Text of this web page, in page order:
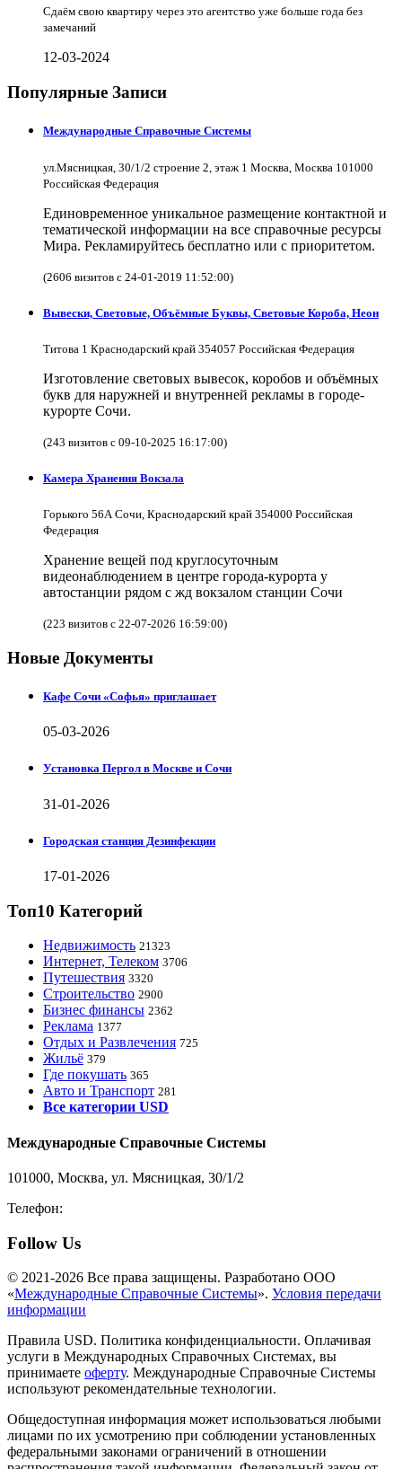
Сдаём свою квартиру через это агентство уже больше года без
замечаний
12-03-2024
Популярные Записи
Международные Справочные Системы
ул.Мясницкая, 30/1/2 строение 2, этаж 1 Москва, Москва 101000
Российская Федерация
Единовременное уникальное размещение контактной и
тематической информации на все справочные ресурсы
Мира. Рекламируйтесь бесплатно или с приоритетом.
(2606 визитов с 24-01-2019 11:52:00)
Вывески, Световые, Объёмные Буквы, Световые Короба, Неон
Титова 1 Краснодарский край 354057 Российская Федерация
Изготовление световых вывесок, коробов и объёмных
букв для наружней и внутренней рекламы в городе-
курорте Сочи.
(243 визитов с 09-10-2025 16:17:00)
Камера Хранения Вокзала
Горького 56А Сочи, Краснодарский край 354000 Российская
Федерация
Хранение вещей под круглосуточным
видеонаблюдением в центре города-курорта у
автостанции рядом с жд вокзалом станции Сочи
(223 визитов с 22-07-2026 16:59:00)
Новые Документы
Кафе Сочи «Софья» приглашает
05-03-2026
Установка Пергол в Москве и Сочи
31-01-2026
Городская станция Дезинфекции
17-01-2026
Топ10 Категорий
Недвижимость 21323
Интернет, Телеком 3706
Путешествия 3320
Строительство 2900
Бизнес финансы 2362
Реклама 1377
Отдых и Развлечения 725
Жильё 379
Где покушать 365
Авто и Транспорт 281
Все категории USD
Международные Справочные Системы
101000, Москва, ул. Мясницкая, 30/1/2
Телефон:
Follow Us
© 2021-2026 Все права защищены. Разработано ООО
«Международные Справочные Системы». Условия передачи
информации
Правила USD. Политика конфиденциальности. Оплачивая
услуги в Международных Справочных Системах, вы
принимаете оферту. Международные Справочные Системы
используют рекомендательные технологии.
Общедоступная информация может использоваться любыми
лицами по их усмотрению при соблюдении установленных
федеральными законами ограничений в отношении